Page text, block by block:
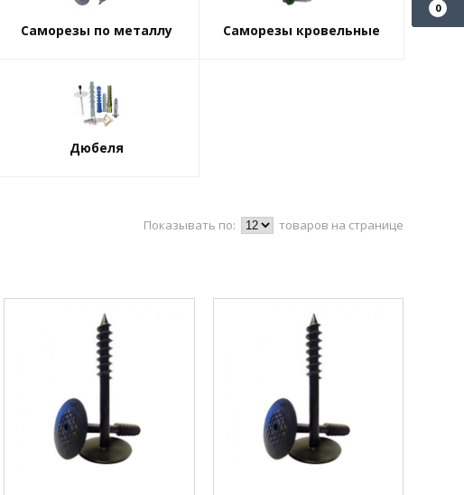
0
Саморезы по металлу Саморезы кровельные
Дюбеля
Показывать по: товаров на странице